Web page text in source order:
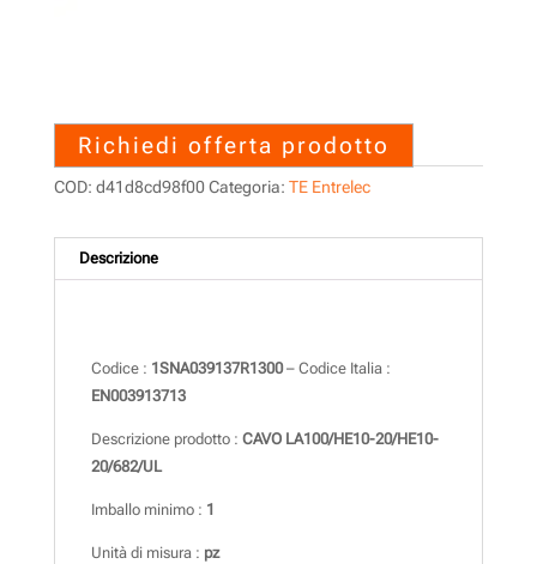
Richiedi offerta prodotto
COD: d41d8cd98f00 Categoria: TE Entrelec
Descrizione
Codice : 1SNA039137R1300– Codice Italia :
EN003913713
Descrizione prodotto : CAVO LA100/HE10-20/HE10-
20/682/UL
Imballo minimo : 1
Unità di misura : pz